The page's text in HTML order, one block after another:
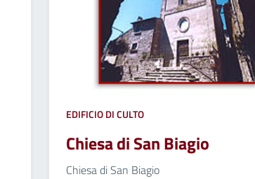
EDIFICIO DI CULTO
Chiesa di San Biagio
Chiesa di San Biagio